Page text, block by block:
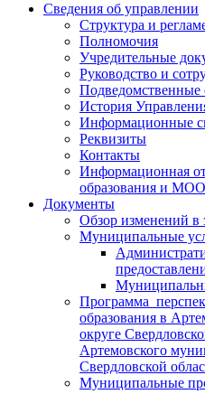
Сведения об управлении
Структура и
Полномочия
Учредительные
Руководство и
Подведомственные
История
Информационные
Реквизиты
Контакты
Информационная
образования и МОО
Документы
Обзор изменений в
Муниципальные
Программа
образования в
округе
Артемовского
Свердловской
Муниципальные